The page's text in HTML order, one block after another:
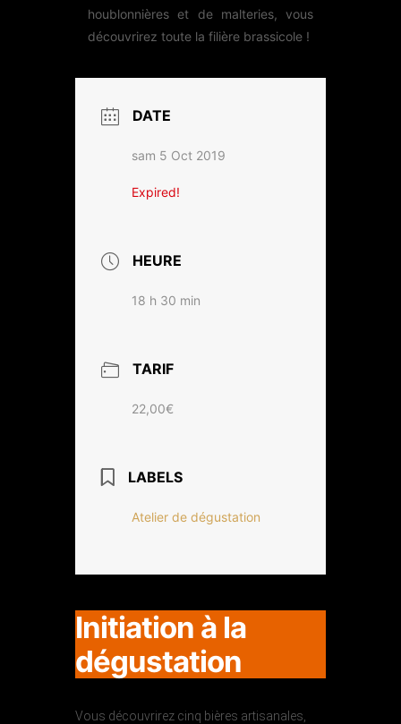
houblonnières et de malteries, vous
découvrirez toute la filière brassicole !
DATE
sam 5 Oct 2019
Expired!
HEURE
18 h 30 min
TARIF
22,00€
LABELS
Atelier de dégustation
Initiation à la
dégustation
Vous découvrirez cinq bières artisanales,